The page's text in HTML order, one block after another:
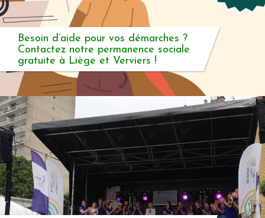
Besoin d’aide pour vos démarches ?
Contactez notre permanence sociale
gratuite à Liège et Verviers !